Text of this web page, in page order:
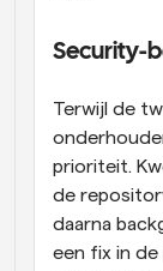
Security-
Terwijl de
prioriteit.
de
daarna
een fix in